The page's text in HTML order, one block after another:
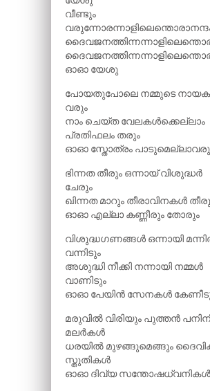
വീണ്ടും
ഓഓ യേശു
പോയതുപോലെ നമ്മുടെ
വരും
നാം ചെയ്ത വേലകൾക്കെല്ലാം
പ്രതിഫലം തരും
ഓഓ സ്തോത്രം
ഭിന്നത തീരും ഒന്നായ് വിശുദ്ധർ
ചേരും
ഖിന്നത മാറും തീരാവിനകൾ
ഓഓ എല്ലാ കണ്ണീരും തോരും
വിശുദ്ധഗണങ്ങൾ ഒന്നായി
വന്നിടും
അശുദ്ധി നീക്കി നന്നായി നമ്മൾ
വാണിടും
ഓഓ പേയിൻ സേനകൾ
മരുവിൽ വിരിയും പുത്തൻ
മലർകൾ
ധരയിൽ മുഴങ്ങുമെങ്ങും
സ്തുതികൾ
ഓഓ ദിവ്യ സന്തോഷധ്വനികൾ